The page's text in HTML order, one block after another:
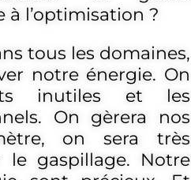
à l’optimisation ?
tous les domaines,
notre énergie. On
inutiles et les
On gèrera nos
on sera très
le gaspillage. Notre